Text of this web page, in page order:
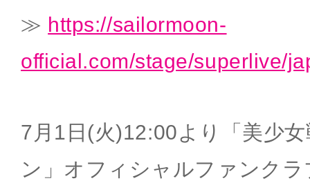
≫ https://sailormoon-
official.com/stage/superlive/
7月1日(火)12:00より「美少
ン」オフィシャルファンク